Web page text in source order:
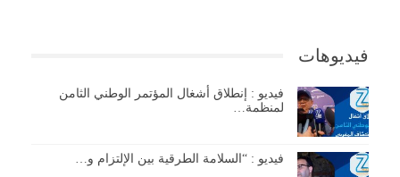
فيديوهات
فيديو : إنطلاق أشغال المؤتمر الوطني الثامن
لمنظمة…
فيديو : “السلامة الطرقية بين الإلتزام و…